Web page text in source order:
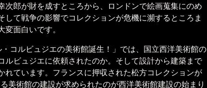
次郎が財を成すところから、ロンドンで絵画蒐集にのめ
して戦争の影響でコレクションが危機に瀕するところま
変面白いです。
・コルビュジエの美術館誕生！」では、国立西洋美術館の
ルビュジエに依頼されたのか。そして設計から建築まで
れています。フランスに押収された松方コレクションが
美術館の建設が求められたのが西洋美術館建設の始まり